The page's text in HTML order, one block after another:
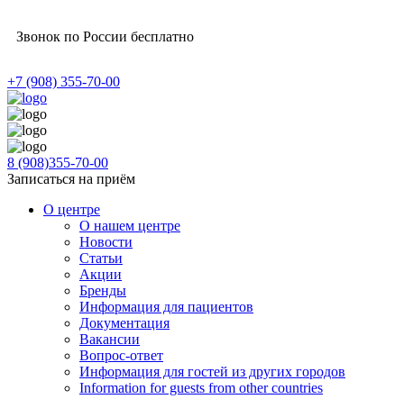
Звонок по России бесплатно
+7 (908) 355-70-00
8 (908)355-70-00
Записаться на приём
О центре
О нашем центре
Новости
Статьи
Акции
Бренды
Информация для пациентов
Документация
Вакансии
Вопрос-ответ
Информация для гостей из других городов
Information for guests from other countries